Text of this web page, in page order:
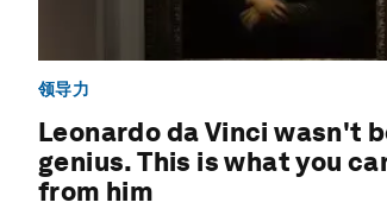
领导力
Leonardo da Vinci wasn't
genius. This is what you
from him